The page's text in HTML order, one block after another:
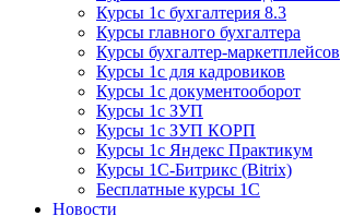
Курсы 1с бухгалтерия 8.3
Курсы главного бухгалтера
Курсы бухгалтер-маркетплейсов
Курсы 1с для кадровиков
Курсы 1с документооборот
Курсы 1с ЗУП
Курсы 1с ЗУП КОРП
Курсы 1с Яндекс Практикум
Курсы 1С-Битрикс (Bitrix)
Бесплатные курсы 1С
Новости